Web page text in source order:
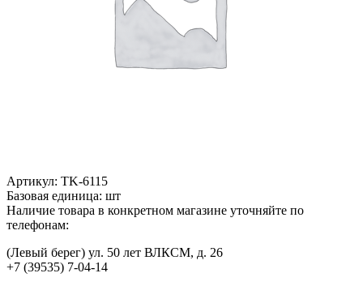
Артикул: TK-6115
Базовая единица: шт
Наличие товара в конкретном магазине уточняйте по
телефонам:
(Левый берег) ул. 50 лет ВЛКСМ, д. 26
+7 (39535) 7-04-14